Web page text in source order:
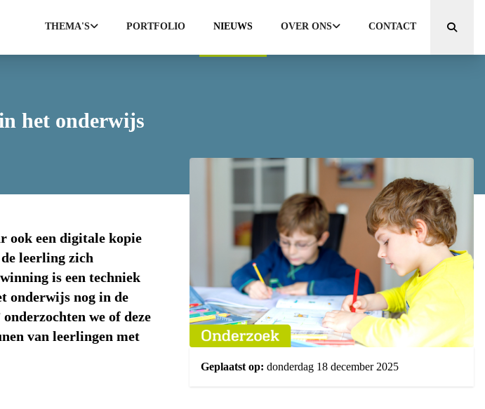
THEMA'S PORTFOLIO NIEUWS OVER ONS CONTACT
Zoeken
het onderwijs
ook een digitale kopie
leerling zich
is een techniek
onderwijs nog in de
we of deze
van leerlingen met
Geplaatst op: donderdag 18 december 2025